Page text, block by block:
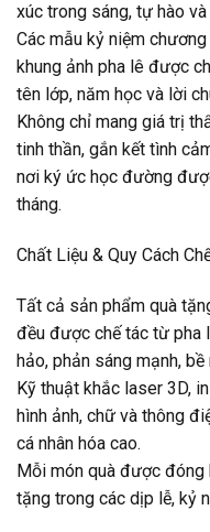
xúc trong sáng, tự hào
Các mẫu kỷ niệm
khung ảnh pha lê được
tên lớp, năm học và lời
Không chỉ mang giá trị
tinh thần, gắn kết tình
nơi ký ức học đường
tháng.
Chất Liệu & Quy Cách
Tất cả sản phẩm quà
đều được chế tác từ pha
hảo, phản sáng mạnh,
Kỹ thuật khắc laser 3D,
hình ảnh, chữ và thông
cá nhân hóa cao.
Mỗi món quà được đóng
tặng trong các dịp lễ, kỷ